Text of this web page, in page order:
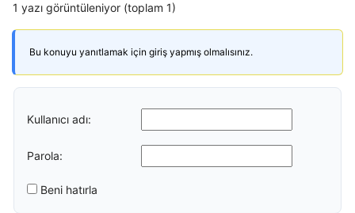
1 yazı görüntüleniyor (toplam 1)
Bu konuyu yanıtlamak için giriş yapmış olmalısınız.
Kullanıcı adı:
Parola:
Beni hatırla